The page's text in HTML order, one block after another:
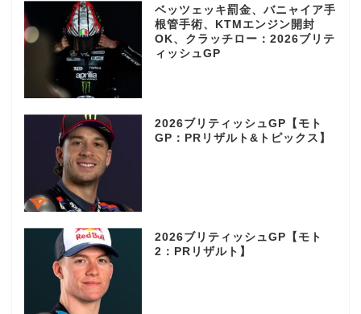
ベッツェッキ罰金、バニャイア手
根管手術、KTMエンジン開封
OK、クラッチロー：2026ブリテ
ィッシュGP
2026ブリティッシュGP【モト
GP：PRリザルト&トピックス】
2026ブリティッシュGP【モト
2：PRリザルト】